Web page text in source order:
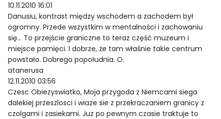
10.11.2010 16:01
Danusiu, kontrast między wschodem a zachodem był
ogromny. Przede wszystkim w mentalności i zachowaniu
się… To przejście graniczne to teraz część muzeum i
miejsce pamięci. I dobrze, że tam właśnie takie centrum
powstało. Dobrego popołudnia. O.
atanerusa
12.11.2010 03:56
Czesc Obiezyswiatko, Moja przygoda z Niemcami siega
dalekiej przeszlosci i wiaze sie z przekraczaniem granicy z
czolgami i zasiekami. Juz po pewnym czasie traktuje to